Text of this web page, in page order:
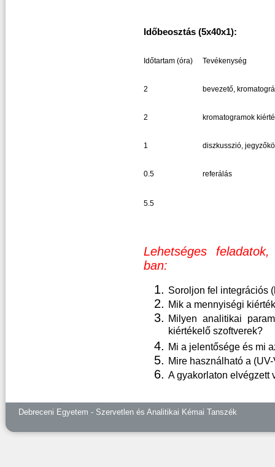
Időbeosztás (5x40x1):
Időtartam (óra) Tevékenység
2 bevezető,
2 kromatogramok
1 diszkusszió,
0.5 referálás
5.5
Lehetséges
ban:
Soroljon fel integrációs
Mik a mennyiségi
Milyen analitikai
kiértékelő szoftverek?
Mi a jelentősége és mi
Mire használható a
A gyakorlaton
Debreceni Egyetem - Szervetlen és Analitikai Kémai Tanszék